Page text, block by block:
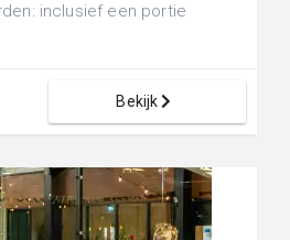
inclusief een portie
Bekijk